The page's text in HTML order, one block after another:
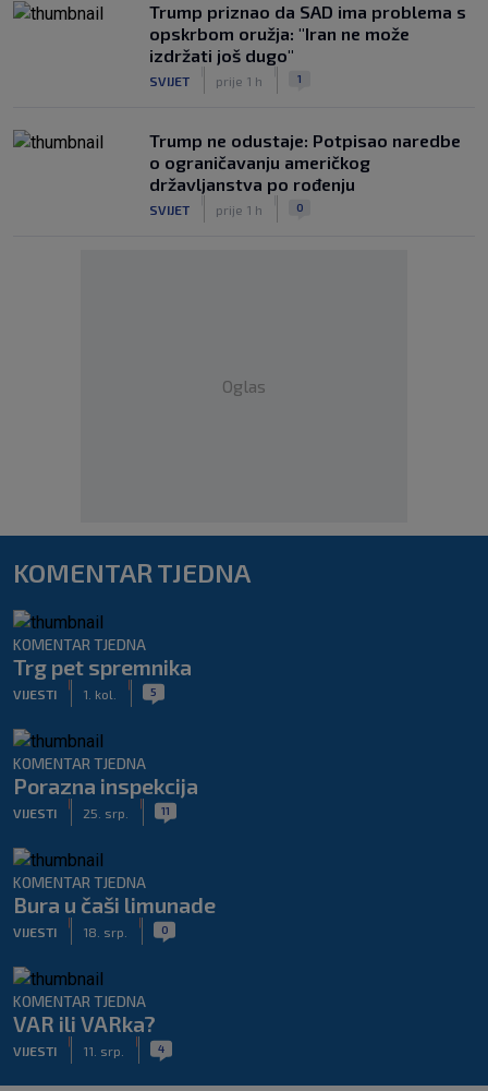
Trump priznao da SAD ima problema s
opskrbom oružja: "Iran ne može
izdržati još dugo"
SVIJET prije 1 h 1
Trump ne odustaje: Potpisao naredbe
o ograničavanju američkog
državljanstva po rođenju
SVIJET prije 1 h 0
Oglas
KOMENTAR TJEDNA
KOMENTAR TJEDNA
Trg pet spremnika
VIJESTI 1. kol. 5
KOMENTAR TJEDNA
Porazna inspekcija
VIJESTI 25. srp. 11
KOMENTAR TJEDNA
Bura u čaši limunade
VIJESTI 18. srp. 0
KOMENTAR TJEDNA
VAR ili VARka?
VIJESTI 11. srp. 4